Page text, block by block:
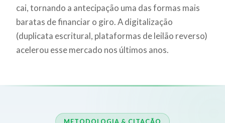
cai, tornando a antecipação uma das formas mais
baratas de financiar o giro. A digitalização
(duplicata escritural, plataformas de leilão reverso)
acelerou esse mercado nos últimos anos.
METODOLOGIA & CITAÇÃO